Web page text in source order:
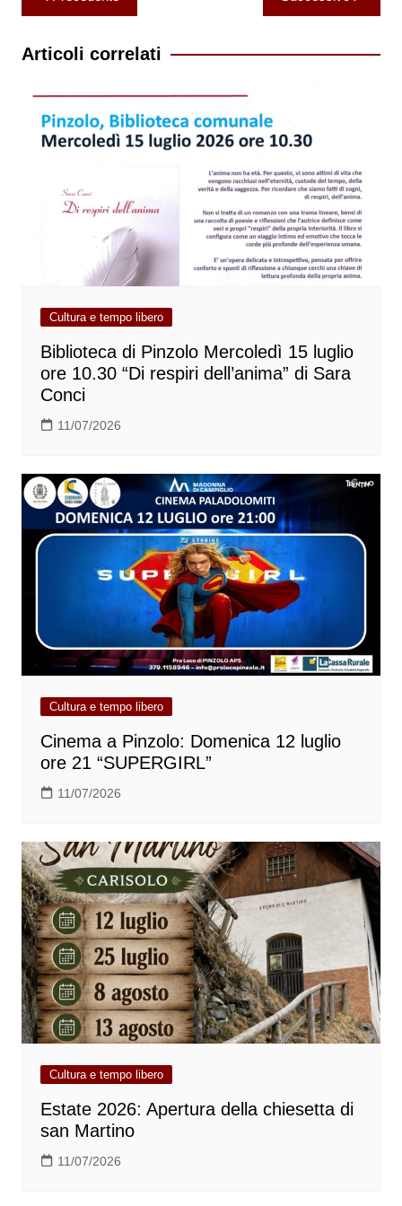
articoli
Articoli correlati
Cultura e tempo libero
Biblioteca di Pinzolo Mercoledì 15 luglio
ore 10.30 “Di respiri dell’anima” di Sara
Conci
11/07/2026
Cultura e tempo libero
Cinema a Pinzolo: Domenica 12 luglio
ore 21 “SUPERGIRL”
11/07/2026
Cultura e tempo libero
Estate 2026: Apertura della chiesetta di
san Martino
11/07/2026